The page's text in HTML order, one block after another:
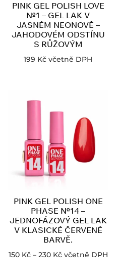
PINK GEL POLISH LOVE
№1 – GEL LAK V
JASNÉM NEONOVĚ –
JAHODOVÉM ODSTÍNU
S RŮŽOVÝM
199 Kč včetně DPH
PINK GEL POLISH ONE
PHASE №14 –
JEDNOFÁZOVÝ GEL LAK
V KLASICKÉ ČERVENÉ
BARVĚ.
150 Kč – 230 Kč včetně DPH